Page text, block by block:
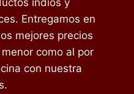
indios y
Entregamos en
mejores precios
como al por
con nuestra